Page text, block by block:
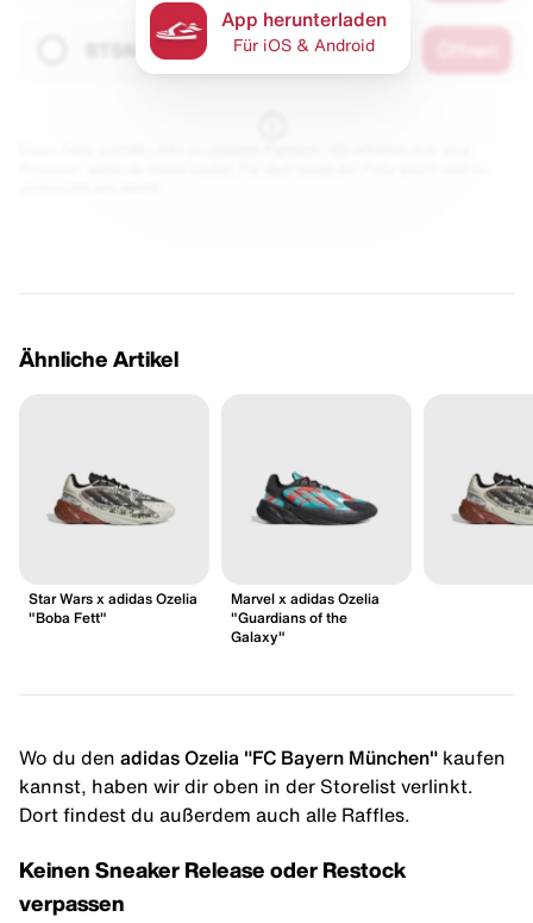
App herunterladen
Für iOS & Android
Ähnliche Artikel
Star Wars x adidas Ozelia
"Boba Fett"
Marvel x adidas Ozelia
"Guardians of the
Galaxy"
Wo du den adidas Ozelia "FC Bayern München" kaufen
kannst, haben wir dir oben in der Storelist verlinkt.
Dort findest du außerdem auch alle Raffles.
Keinen Sneaker Release oder Restock
verpassen